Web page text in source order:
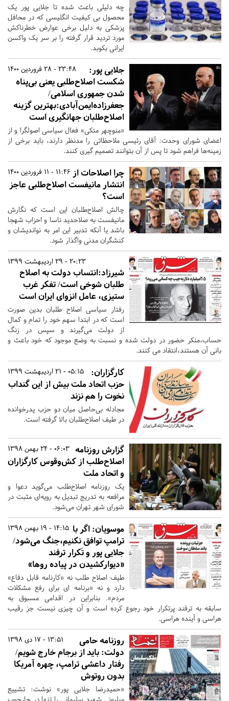
چه دلیلی باعث شده تا جلایی پور یک
محصول بی کیفیت انگلیسی که در محافل
پزشکی به دلیل برخی عوارض خطرناکش
مورد تردید قرار گرفته را بر سر یک واکسن
ایرانی بکوبد.
23:48 - 28 فروردین 1400
جلایی پور:
شکست اصلاح‌طلبی یعنی بی‌پناه
شدن جمهوری اسلامی/
جعفرزاده‌ایمن‌آبادی:بهترین گزینه
اصلاح‌طلبان جهانگیری است
«منوچهر متکی» فعال سیاسی اصولگرا و از
اعضای شورای وحدت: آقای رئیسی ملاحظاتی را مدنظر دارند، باید برخی از
زمینه‌ها فراهم شود تا پس از آن بتوانند تصمیم گیری کنند.
11:46 - 11 فروردین 1400 چرا اصلاحات از
انتشار مانیفست اصلاح‌طلبی عاجز
است؟
چالش اصلاح‌طلبان این است که نگارش
مانیفست به صلاحدید ناسا و احزاب شهجا
باشد یا آنکه تدبیر این امر به نواندیشان و
کنشگران مدنی واگذار شود.
20:23 - 29 اردیبهشت 1399
شیرزاد:انتساب دولت به اصلاح
طلبان شوخی است/ تفکر غرب
ستیزی، عامل انزوای ایران است
رفتار سیاسی اصلاح طلبان بدین صورت
است که در ابتدا سهم خود را تمام و کمال
از دولت می‌گیرند و سپس در زنگ
حساب،منکر حضور در دولت شده و نسبت به وضع موجود که خود باعث و
بانی آن هستند،انتقاد می کنند.
05:15 - 21 اردیبهشت 1399
کارگزاران:
حزب اتحاد ملت بیش از این گنداب
نخوت را هم نزند
مجادله بی‌حاصل میان دو حزب پدرخوانده
در طیف اصلاح‌طلبان بالا گرفته است.
06:03 - 24 بهمن 1398 گزارش روزنامه
اصلاح‌طلب از کش‌وقوس‌ کارگزاران
و اتحاد ملت
یک روزنامه اصلاح‌طلب می‌گوید دعوا و
مرافعه به تدریج تبدیل به رویه‌ای مثبت در
شورای شهر تهران می‌شود.
14:15 - 19 بهمن 1398 موسویان: اگر با
ترامپ توافق نکنیم،جنگ می‌شود/
جلایی پور و تَکرار ترفند
«دیوارکشیدن در پیاده روها»
طیف اصلاح طلب نه «کارنامه قابل دفاع»
دارد و نه «برنامه ای برای رفع مشکلات
مردم». بنابراین در اقدامی مسبوق به
سابقه به ترفند پرتکرار خود رجوع کرده است و آن چیزی نیست جز رقیب
هراسی و آینده هراسی.
13:51 - 17 دی 1398
روزنامه حامی
دولت: باید از برجام خارج شویم/
رفتار داعشی ترامپ، چهره آمریکا
بدون روتوش
«حمیدرضا جلایی پور» نوشت: تشییع